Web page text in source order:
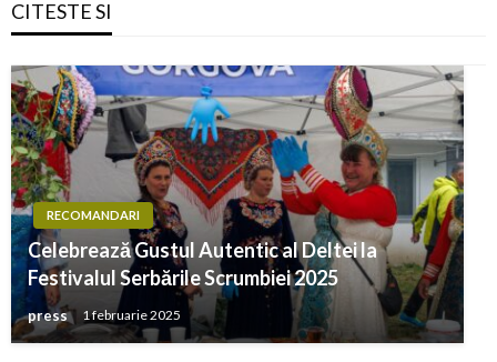
CITESTE SI
RECOMANDARI
Celebrează Gustul Autentic al Deltei la
Festivalul Serbările Scrumbiei 2025
press 1 februarie 2025